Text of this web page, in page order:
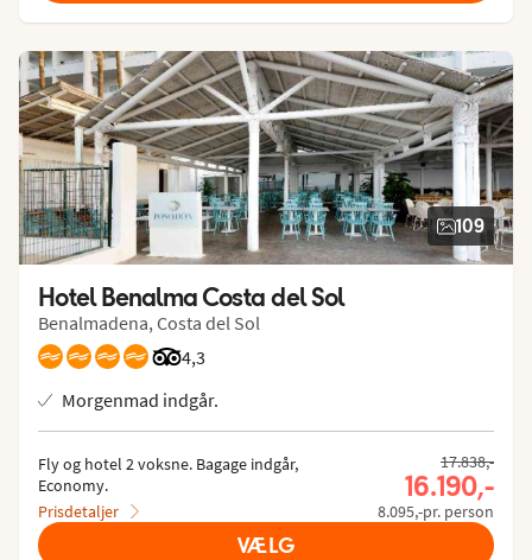
109
Hotel Benalma Costa del Sol
Benalmadena, Costa del Sol
4,3
Bedømmelse fra Tripadvisor: 4.3 of 5
Morgenmad indgår.
Fly og hotel 2 voksne. Bagage indgår,
Economy.
Prisdetaljer
Tidligere
17.838,-
16.190,-
8.095,-pr. person
VÆLG